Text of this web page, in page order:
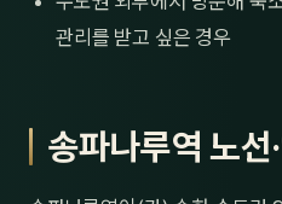
관리를 받고 싶은 경우
송파나루역 노선